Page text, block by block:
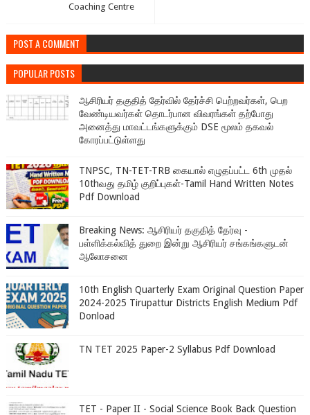
Coaching Centre
POST A COMMENT
POPULAR POSTS
ஆசிரியர் தகுதித் தேர்வில் தேர்ச்சி பெற்றவர்கள், பெற
வேண்டியவர்கள் தொடர்பான விவரங்கள் தற்போது
அனைத்து மாவட்டங்களுக்கும் DSE மூலம் தகவல்
கோரப்பட்டுள்ளது
TNPSC, TN-TET-TRB கையால் எழுதப்பட்ட 6th முதல்
10thவது தமிழ் குறிப்புகள்-Tamil Hand Written Notes
Pdf Download
Breaking News: ஆசிரியர் தகுதித் தேர்வு -
பள்ளிக்கல்வித் துறை இன்று ஆசிரியர் சங்கங்களுடன்
ஆலோசனை
10th English Quarterly Exam Original Question Paper
2024-2025 Tirupattur Districts English Medium Pdf
Donload
TN TET 2025 Paper-2 Syllabus Pdf Download
TET - Paper II - Social Science Book Back Question